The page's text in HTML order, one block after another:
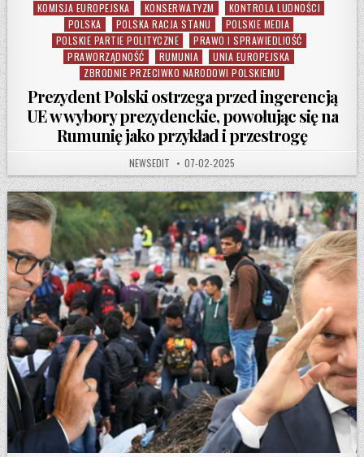
KOMISJA EUROPEJSKA
KONSERWATYZM
KONTROLA LUDNOŚCI
POLSKA
POLSKA RACJA STANU
POLSKIE MEDIA
POLSKIE PARTIE POLITYCZNE
PRAWO I SPRAWIEDLIOŚĆ
PRAWORZĄDNOŚĆ
RUMUNIA
UNIA EUROPEJSKA
ZBRODNIE PRZECIWKO NARODOWI POLSKIEMU
Prezydent Polski ostrzega przed ingerencją
UE w wybory prezydenckie, powołując się na
Rumunię jako przykład i przestrogę
AUTHOR:
NEWSEDIT PUBLISHED DATE:
07-02-2025